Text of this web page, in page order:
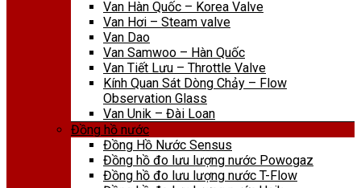
Van Hàn Quốc – Korea Valve
Van Hơi – Steam valve
Van Dao
Van Samwoo – Hàn Quốc
Van Tiết Lưu – Throttle Valve
Kính Quan Sát Dòng Chảy – Flow
Observation Glass
Van Unik – Đài Loan
Đồng hồ nước
Đồng Hồ Nước Sensus
Đồng hồ đo lưu lượng nước Powogaz
Đồng hồ đo lưu lượng nước T-Flow